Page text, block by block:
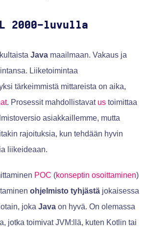
2000-luvulla
Java maailmaan. Vakaus ja
Liiketoimintaa
tärkeimmistä mittareista on aika,
. Prosessit mahdollistavat us toimittaa
asiakkaillemme, mutta
rajoituksia, kun tehdään hyvin
liikeideaan.
POC (konseptin osoittaminen)
ohjelmisto tyhjästä jokaisessa
joka Java on hyvä. On olemassa
jotka toimivat JVM:llä, kuten Kotlin tai